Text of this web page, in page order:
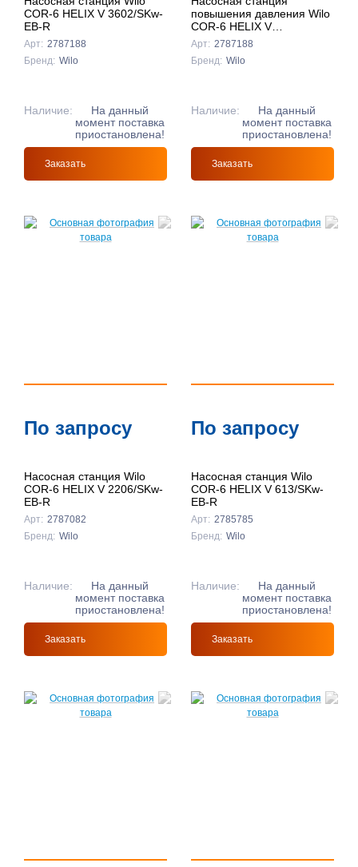
COR-6 HELIX V 3602/SKw-
EB-R
Арт: 2787188
Бренд: Wilo
Наличие:
На данный
момент поставка
приостановлена!
Заказать
повышения давления Wilo
COR-6 HELIX V
3606/2/SKw-EB-R
Арт: 2787188
Бренд: Wilo
Наличие:
На данный
момент поставка
приостановлена!
Заказать
По запросу
Насосная станция Wilo
COR-6 HELIX V 2206/SKw-
EB-R
Арт: 2787082
Бренд: Wilo
Наличие:
На данный
момент поставка
приостановлена!
Заказать
По запросу
Насосная станция Wilo
COR-6 HELIX V 613/SKw-
EB-R
Арт: 2785785
Бренд: Wilo
Наличие:
На данный
момент поставка
приостановлена!
Заказать